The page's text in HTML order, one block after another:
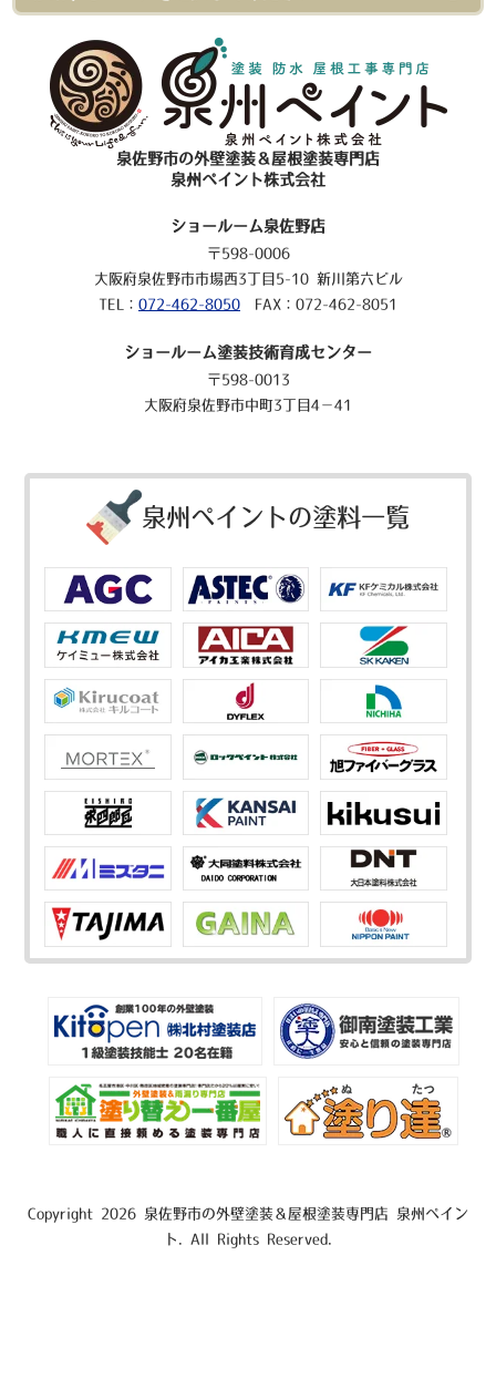
泉佐野市の外壁塗装＆屋根塗装専門店
泉州ペイント株式会社
ショールーム泉佐野店
〒598-0006
大阪府泉佐野市市場西3丁目5-10 新川第六ビル
TEL： 072-462-8050 FAX：072-462-8051
ショールーム塗装技術育成センター
〒598-0013
大阪府泉佐野市中町3丁目4－41
泉州ペイントの塗料一覧
Copyright 2026 泉佐野市の外壁塗装＆屋根塗装専門店 泉州ペイン
ト. All Rights Reserved.